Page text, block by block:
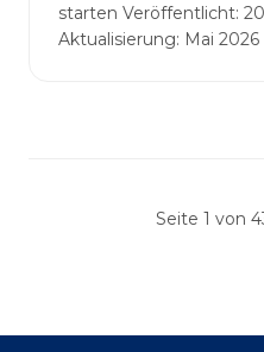
starten Veröffentlicht:
Aktualisierung: Mai
Prototypen entwickeln
abbauen. Der zentrale
Seite 1 von